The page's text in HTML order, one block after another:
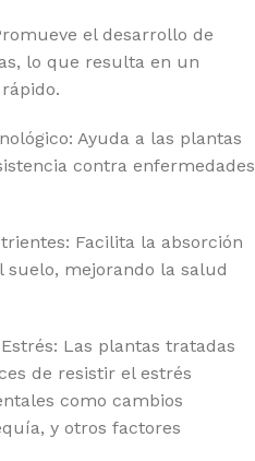
el desarrollo de
lo que resulta en un
Ayuda a las plantas
contra enfermedades
Facilita la absorción
mejorando la salud
Las plantas tratadas
de resistir el estrés
como cambios
y otros factores